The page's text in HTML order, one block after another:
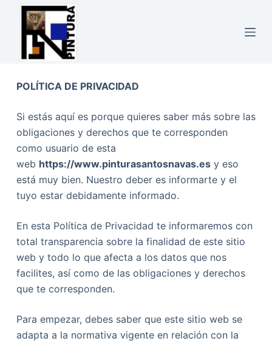
n
o
POLÍTICA DE PRIVACIDAD
Si estás aquí es porque quieres saber más sobre las
obligaciones y derechos que te corresponden
como usuario de esta
web https://www.pinturasantosnavas.esy eso
está muy bien. Nuestro deber es informarte y el
tuyo estar debidamente informado.
En esta Política de Privacidad te informaremos con
total transparencia sobre la finalidad de este sitio
web y todo lo que afecta a los datos que nos
facilites, así como de las obligaciones y derechos
que te corresponden.
Para empezar, debes saber que este sitio web se
adapta a la normativa vigente en relación con la